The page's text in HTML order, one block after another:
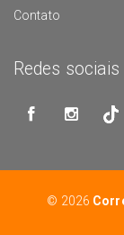
Contato
Redes sociais
© 2026